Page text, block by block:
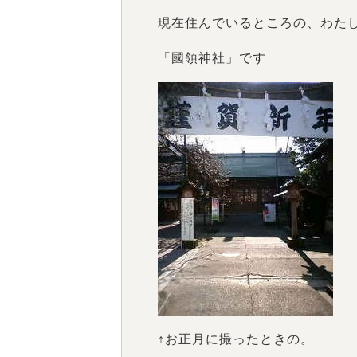
現在住んでいるところの、わた
「國領神社」です
↑お正月に撮ったときの。